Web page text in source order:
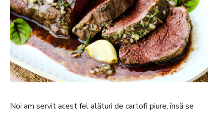
Noi am servit acest fel alături de cartofi piure, însă se